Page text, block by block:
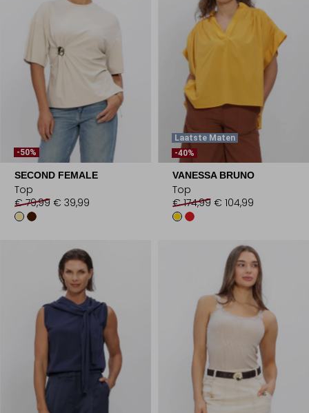
-50%
SECOND FEMALE
Top
€ 79,99 € 39,99
Laatste Maten
-40%
VANESSA BRUNO
Top
€ 174,99 € 104,99